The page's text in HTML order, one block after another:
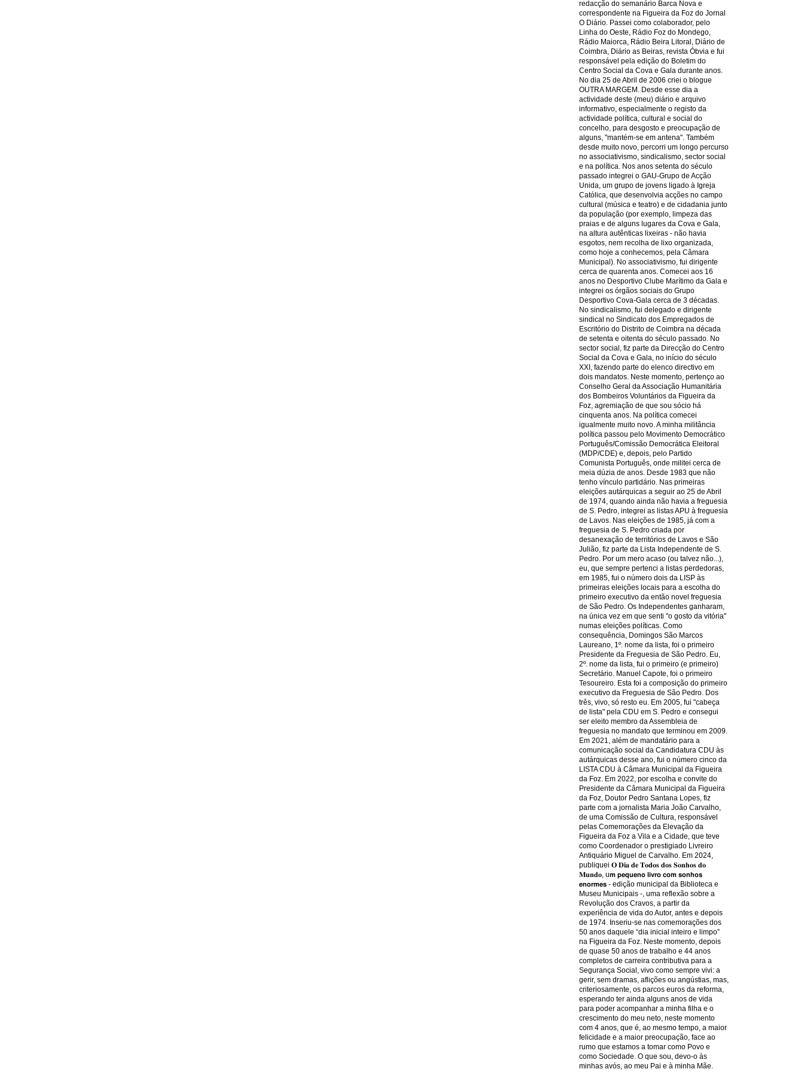
redacção do semanário Barca Nova e
correspondente na Figueira da Foz do Jornal
O Diário. Passei como colaborador, pelo
Linha do Oeste, Rádio Foz do Mondego,
Rádio Maiorca, Rádio Beira Litoral, Diário de
Coimbra, Diário as Beiras, revista Óbvia e fui
responsável pela edição do Boletim do
Centro Social da Cova e Gala durante anos.
No dia 25 de Abril de 2006 criei o blogue
OUTRA MARGEM. Desde esse dia a
actividade deste (meu) diário e arquivo
informativo, especialmente o registo da
actividade política, cultural e social do
concelho, para desgosto e preocupação de
alguns, "mantém-se em antena". Também
desde muito novo, percorri um longo percurso
no associativismo, sindicalismo, sector social
e na política. Nos anos setenta do século
passado integrei o GAU-Grupo de Acção
Unida, um grupo de jovens ligado à Igreja
Católica, que desenvolvia acções no campo
cultural (música e teatro) e de cidadania junto
da população (por exemplo, limpeza das
praias e de alguns lugares da Cova e Gala,
na altura autênticas lixeiras - não havia
esgotos, nem recolha de lixo organizada,
como hoje a conhecemos, pela Câmara
Municipal). No associativismo, fui dirigente
cerca de quarenta anos. Comecei aos 16
anos no Desportivo Clube Marítimo da Gala e
integrei os órgãos sociais do Grupo
Desportivo Cova-Gala cerca de 3 décadas.
No sindicalismo, fui delegado e dirigente
sindical no Sindicato dos Empregados de
Escritório do Distrito de Coimbra na década
de setenta e oitenta do século passado. No
sector social, fiz parte da Direcção do Centro
Social da Cova e Gala, no início do século
XXI, fazendo parte do elenco directivo em
dois mandatos. Neste momento, pertenço ao
Conselho Geral da Associação Humanitária
dos Bombeiros Voluntários da Figueira da
Foz, agremiação de que sou sócio há
cinquenta anos. Na política comecei
igualmente muito novo. A minha militância
política passou pelo Movimento Democrático
Português/Comissão Democrática Eleitoral
(MDP/CDE) e, depois, pelo Partido
Comunista Português, onde militei cerca de
meia dúzia de anos. Desde 1983 que não
tenho vínculo partidário. Nas primeiras
eleições autárquicas a seguir ao 25 de Abril
de 1974, quando ainda não havia a freguesia
de S. Pedro, integrei as listas APU à freguesia
de Lavos. Nas eleições de 1985, já com a
freguesia de S. Pedro criada por
desanexação de territórios de Lavos e São
Julião, fiz parte da Lista Independente de S.
Pedro. Por um mero acaso (ou talvez não...),
eu, que sempre pertenci a listas perdedoras,
em 1985, fui o número dois da LISP às
primeiras eleições locais para a escolha do
primeiro executivo da então novel freguesia
de São Pedro. Os Independentes ganharam,
na única vez em que senti "o gosto da vitória"
numas eleições políticas. Como
consequência, Domingos São Marcos
Laureano, 1º. nome da lista, foi o primeiro
Presidente da Freguesia de São Pedro. Eu,
2º. nome da lista, fui o primeiro (e primeiro)
Secretário. Manuel Capote, foi o primeiro
Tesoureiro. Esta foi a composição do primeiro
executivo da Freguesia de São Pedro. Dos
três, vivo, só resto eu. Em 2005, fui "cabeça
de lista" pela CDU em S. Pedro e consegui
ser eleito membro da Assembleia de
freguesia no mandato que terminou em 2009.
Em 2021, além de mandatário para a
comunicação social da Candidatura CDU às
autárquicas desse ano, fui o número cinco da
LISTA CDU à Câmara Municipal da Figueira
da Foz. Em 2022, por escolha e convite do
Presidente da Câmara Municipal da Figueira
da Foz, Doutor Pedro Santana Lopes, fiz
parte com a jornalista Maria João Carvalho,
de uma Comissão de Cultura, responsável
pelas Comemorações da Elevação da
Figueira da Foz a Vila e a Cidade, que teve
como Coordenador o prestigiado Livreiro
Antiquário Miguel de Carvalho. Em 2024,
publiquei 𝐎 𝐃𝐢𝐚 𝐝𝐞 𝐓𝐨𝐝𝐨𝐬 𝐝𝐨𝐬 𝐒𝐨𝐧𝐡𝐨𝐬 𝐝𝐨
𝐌𝐮𝐧𝐝𝐨, u𝗺 𝗽𝗲𝗾𝘂𝗲𝗻𝗼 𝗹𝗶𝘃𝗿𝗼 𝗰𝗼𝗺 𝘀𝗼𝗻𝗵𝗼𝘀
𝗲𝗻𝗼𝗿𝗺𝗲𝘀 - edição municipal da Biblioteca e
Museu Municipais -, uma reflexão sobre a
Revolução dos Cravos, a partir da
experiência de vida do Autor, antes e depois
de 1974. Inseriu-se nas comemorações dos
50 anos daquele “dia inicial inteiro e limpo”
na Figueira da Foz. Neste momento, depois
de quase 50 anos de trabalho e 44 anos
completos de carreira contributiva para a
Segurança Social, vivo como sempre vivi: a
gerir, sem dramas, aflições ou angústias, mas,
criteriosamente, os parcos euros da reforma,
esperando ter ainda alguns anos de vida
para poder acompanhar a minha filha e o
crescimento do meu neto, neste momento
com 4 anos, que é, ao mesmo tempo, a maior
felicidade e a maior preocupação, face ao
rumo que estamos a tomar como Povo e
como Sociedade. O que sou, devo-o às
minhas avós, ao meu Pai e à minha Mãe.